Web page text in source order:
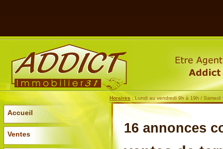
Horaires : Lundi au vendredi 9h à 19h / Samedi
Accueil
Ventes 16 annonces